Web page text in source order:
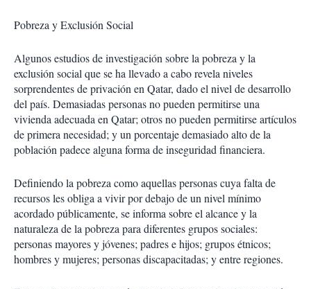
Pobreza y Exclusión Social
Algunos estudios de investigación sobre la pobreza y la
exclusión social que se ha llevado a cabo revela niveles
sorprendentes de privación en Qatar, dado el nivel de desarrollo
del país. Demasiadas personas no pueden permitirse una
vivienda adecuada en Qatar; otros no pueden permitirse artículos
de primera necesidad; y un porcentaje demasiado alto de la
población padece alguna forma de inseguridad financiera.
Definiendo la pobreza como aquellas personas cuya falta de
recursos les obliga a vivir por debajo de un nivel mínimo
acordado públicamente, se informa sobre el alcance y la
naturaleza de la pobreza para diferentes grupos sociales:
personas mayores y jóvenes; padres e hijos; grupos étnicos;
hombres y mujeres; personas discapacitadas; y entre regiones.